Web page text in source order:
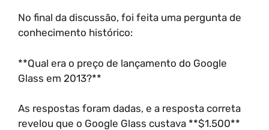
No final da discussão, foi feita uma pergunta de
conhecimento histórico:
**Qual era o preço de lançamento do Google
Glass em 2013?**
As respostas foram dadas, e a resposta correta
revelou que o Google Glass custava **$1.500**